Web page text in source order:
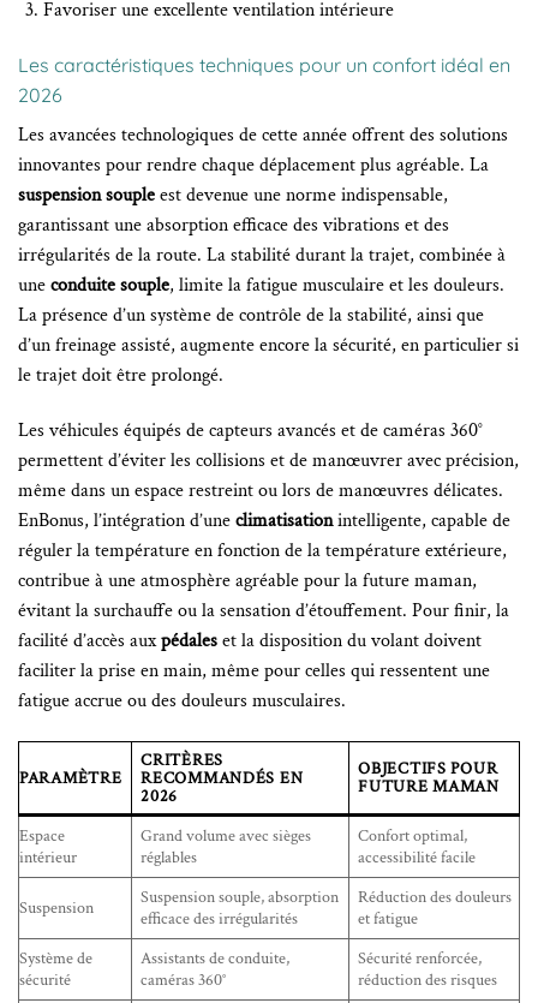
Favoriser une excellente ventilation intérieure
Les caractéristiques techniques pour un confort idéal en
2026
Les avancées technologiques de cette année offrent des solutions
innovantes pour rendre chaque déplacement plus agréable. La
suspension soupleest devenue une norme indispensable,
garantissant une absorption efficace des vibrations et des
irrégularités de la route. La stabilité durant la trajet, combinée à
uneconduite souple, limite la fatigue musculaire et les douleurs.
La présence d’un système de contrôle de la stabilité, ainsi que
d’un freinage assisté, augmente encore la sécurité, en particulier si
le trajet doit être prolongé.
Les véhicules équipés de capteurs avancés et de caméras 360°
permettent d’éviter les collisions et de manœuvrer avec précision,
même dans un espace restreint ou lors de manœuvres délicates.
EnBonus, l’intégration d’uneclimatisationintelligente, capable de
réguler la température en fonction de la température extérieure,
contribue à une atmosphère agréable pour la future maman,
évitant la surchauffe ou la sensation d’étouffement. Pour finir, la
facilité d’accès auxpédaleset la disposition du volant doivent
faciliter la prise en main, même pour celles qui ressentent une
fatigue accrue ou des douleurs musculaires.
PARAMÈTRE
CRITÈRES
RECOMMANDÉS EN
2026
OBJECTIFS POUR
FUTURE MAMAN
Espace
intérieur
Grand volume avec sièges
réglables
Confort optimal,
accessibilité facile
Suspension
Suspension souple, absorption
efficace des irrégularités
Réduction des douleurs
et fatigue
Système de
sécurité
Assistants de conduite,
caméras 360°
Sécurité renforcée,
réduction des risques